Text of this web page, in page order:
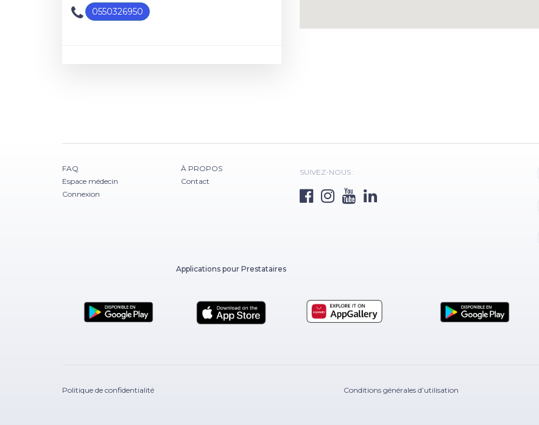
0550326950
FAQ
Espace médecin
Connexion
À PROPOS
Contact
SUIVEZ-NOUS :
Applications pour Prestataires
Politique de confidentialité Conditions générales d’utilisation